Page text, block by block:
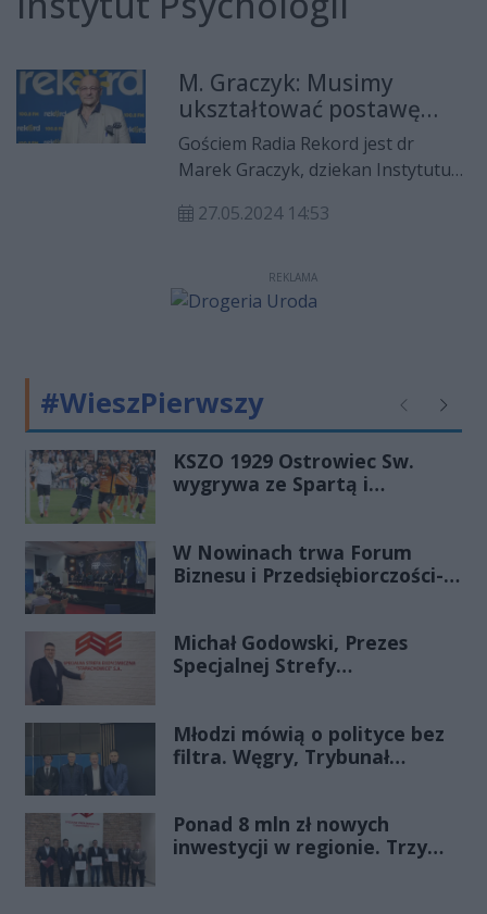
M. Graczyk: Musimy
ukształtować postawę
człowieka, nie tylko
wiedzę
Gościem Radia Rekord jest dr
Marek Graczyk, dziekan Instytutu
Nauk Stosowanych. Uczelnia
dziedzinie psychologii. Rekrutacja
już ruszyła.
27.05.2024 14:53
REKLAMA
#WieszPierwszy Poprzednie
KSZO 1929 Ostrowiec Sw.
wygrywa ze Spartą i
W Nowinach trwa Forum
Biznesu i Przedsiębiorczości-
Michał Godowski, Prezes
Specjalnej Strefy
Porannej Rozmowy Radia
Rekord Świętokrzyskie
Młodzi mówią o polityce bez
filtra. Węgry, Trybunał
zmienia zasady gry
Ponad 8 mln zł nowych
inwestycji w regionie. Trzy